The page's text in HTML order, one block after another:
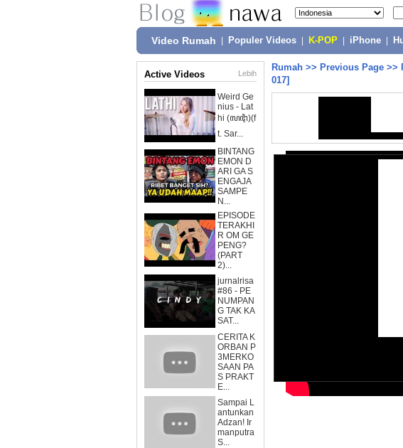
Video Rumah Populer Videos K-POP iPhone
Active Videos Lebih
Weird Ge
nius - Lat
hi (ꦭꦛꦶ)(f
t. Sar...
BINTANG
EMON D
ARI GA S
ENGAJA
SAMPE
N...
EPISODE
TERAKHI
R OM GE
PENG?
(PART
2)...
jurnalrisa
#86 - PE
NUMPAN
G TAK KA
SAT...
CERITA K
ORBAN P
3MERKO
SAAN PA
S PRAKT
E...
Sampai L
antunkan
Adzan! Ir
manputra
S...
Rumah >> Previous Page >>
017]